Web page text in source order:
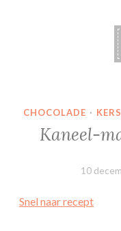
CHOCOLADE ·
Kaneel-
10
Snel naar recept